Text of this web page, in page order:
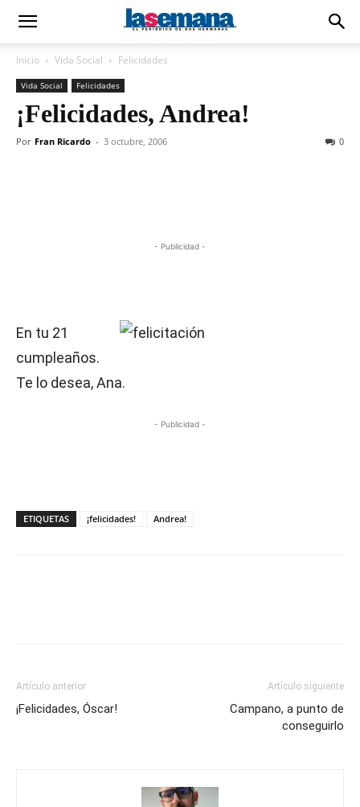
Inicio Vida Social Felicidades
Vida Social Felicidades
¡Felicidades, Andrea!
Por Fran Ricardo - 3 octubre, 2006 0
- Publicidad -
En tu 21
cumpleaños.
Te lo desea, Ana.
- Publicidad -
ETIQUETAS ¡felicidades! Andrea!
Artículo anterior
¡Felicidades, Óscar!
Artículo siguiente
Campano, a punto de
conseguirlo